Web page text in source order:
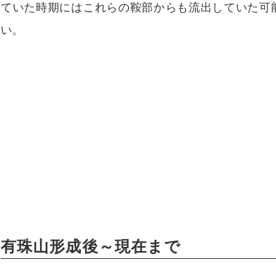
ていた時期にはこれらの鞍部からも流出していた可
い。
有珠山形成後～現在まで